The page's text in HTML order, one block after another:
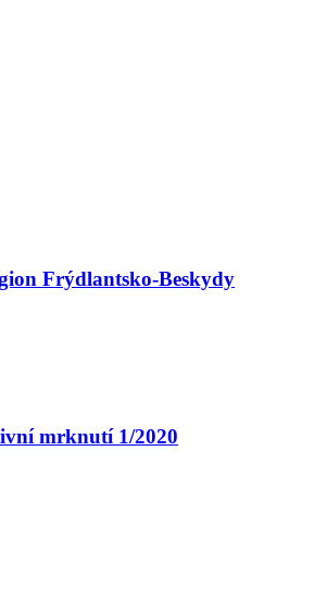
Frýdlantsko-Beskydy
mrknutí 1/2020